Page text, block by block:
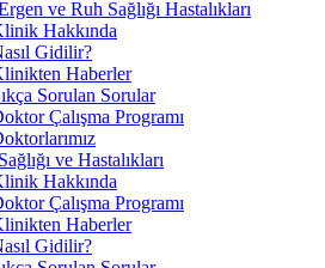
ve Ruh Sağlığı Hastalıkları
Hakkında
Gidilir?
Haberler
Sorulan Sorular
Çalışma Programı
ve Hastalıkları
Hakkında
Çalışma Programı
Haberler
Gidilir?